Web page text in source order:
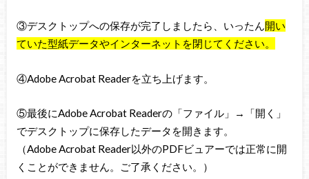
③デスクトップへの保存が完了しましたら、いったん開い
ていた型紙データやインターネットを閉じてください。
④Adobe Acrobat Readerを立ち上げます。
⑤最後にAdobe Acrobat Readerの「ファイル」→「開く」
でデスクトップに保存したデータを開きます。
（Adobe Acrobat Reader以外のPDFビュアーでは正常に開
くことができません。ご了承ください。）